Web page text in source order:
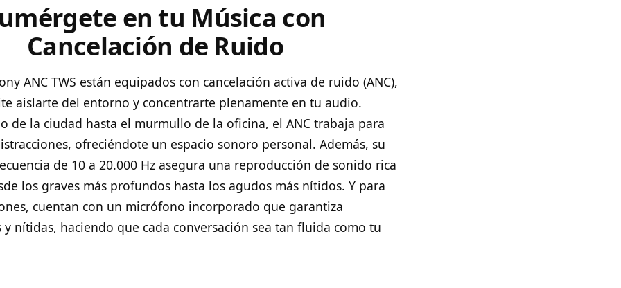
en tu Música con
Cancelación de Ruido
ANC TWS están equipados con cancelación activa de ruido (ANC),
aislarte del entorno y concentrarte plenamente en tu audio.
de la ciudad hasta el murmullo de la oficina, el ANC trabaja para
ofreciéndote un espacio sonoro personal. Además, su
de 10 a 20.000 Hz asegura una reproducción de sonido rica
los graves más profundos hasta los agudos más nítidos. Y para
cuentan con un micrófono incorporado que garantiza
y nítidas, haciendo que cada conversación sea tan fluida como tu